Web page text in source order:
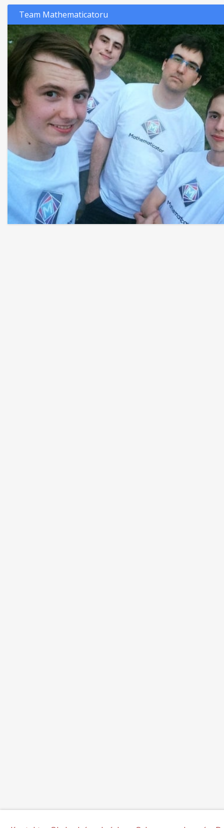
Team Mathematicatoru